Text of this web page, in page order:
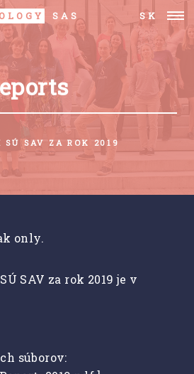
SAS SK
SÚ SAV ZA ROK 2019
only.
SAV za rok 2019 je v
súborov: